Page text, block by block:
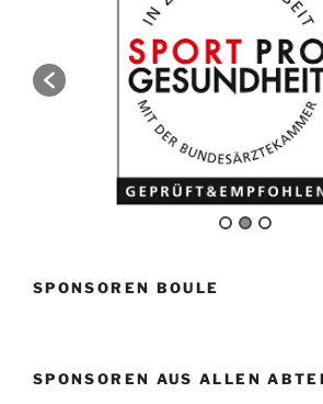
SPONSOREN BOULE
SPONSOREN AUS ALLEN